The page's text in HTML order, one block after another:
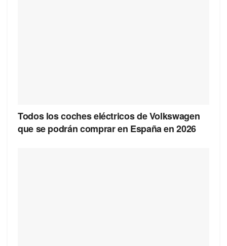
Todos los coches eléctricos de Volkswagen
que se podrán comprar en España en 2026